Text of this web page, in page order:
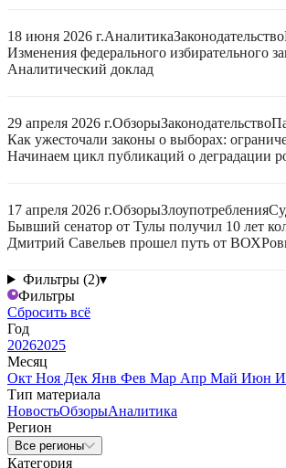
18 июня 2026 г.АналитикаЗаконодательство
Изменения федерального избирательного
Аналитический доклад
29 апреля 2026 г.ОбзорыЗаконодательство
Как ужесточали законы о выборах:
Начинаем цикл публикаций о деградации
17 апреля 2026 г.ОбзорыЗлоупотребления
Бывший сенатор от Тулы получил 10 лет
Дмитрий Савельев прошел путь от
Фильтры (2)▾
Фильтры
Сбросить всё
Год
20262025
Месяц
Окт Ноя Дек Янв Фев Мар Апр Май Июн
Тип материала
НовостьОбзорыАналитика
Регион
Все регионы
Категория